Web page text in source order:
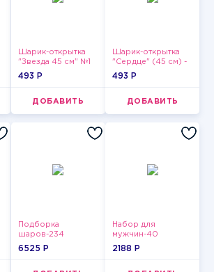
Шарик-открытка
"Звезда 45 см" №1
493 P
ДОБАВИТЬ
Шарик-открытка
"Сердце" (45 см) -
2
493 P
ДОБАВИТЬ
Подборка
шаров-234
6525 P
Набор для
мужчин-40
2188 P